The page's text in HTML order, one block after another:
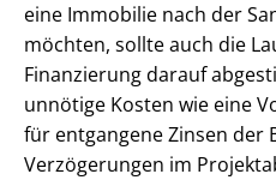
eine Immobilie nach der
möchten, sollte auch die
Finanzierung darauf
unnötige Kosten wie eine
für entgangene Zinsen der
Verzögerungen im